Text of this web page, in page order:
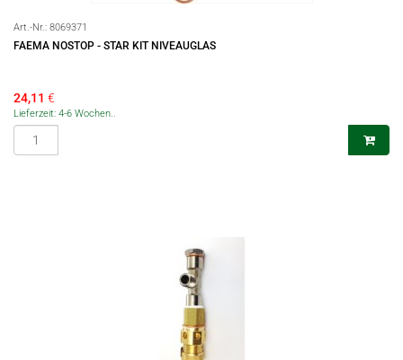
Art.-Nr.: 8069371
FAEMA NOSTOP - STAR KIT NIVEAUGLAS
24,11 €
Lieferzeit: 4-6 Wochen..